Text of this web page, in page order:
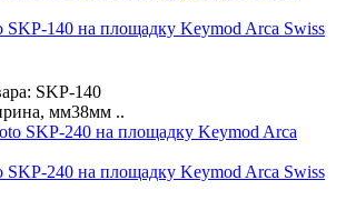
SKP-140 на площадку Keymod Arca Swiss
SKP-140
мм38мм ..
SKP-240 на площадку Keymod Arca Swiss